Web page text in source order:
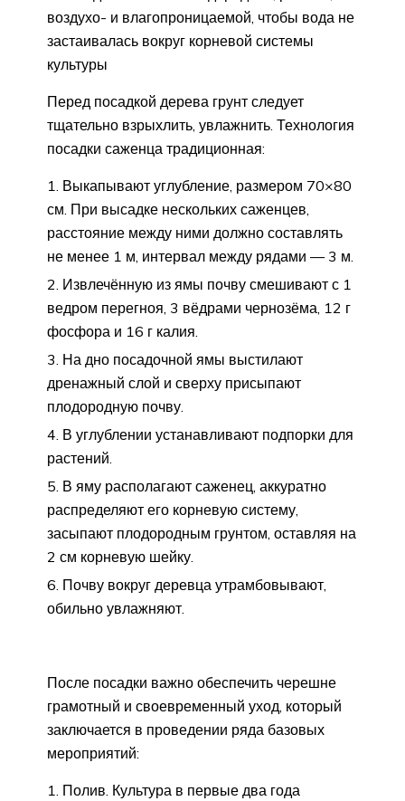
воздухо- и влагопроницаемой, чтобы вода не
застаивалась вокруг корневой системы
культуры
Перед посадкой дерева грунт следует
тщательно взрыхлить, увлажнить. Технология
посадки саженца традиционная:
Выкапывают углубление, размером 70×80
см. При высадке нескольких саженцев,
расстояние между ними должно составлять
не менее 1 м, интервал между рядами — 3 м.
Извлечённую из ямы почву смешивают с 1
ведром перегноя, 3 вёдрами чернозёма, 12 г
фосфора и 16 г калия.
На дно посадочной ямы выстилают
дренажный слой и сверху присыпают
плодородную почву.
В углублении устанавливают подпорки для
растений.
В яму располагают саженец, аккуратно
распределяют его корневую систему,
засыпают плодородным грунтом, оставляя на
2 см корневую шейку.
Почву вокруг деревца утрамбовывают,
обильно увлажняют.
После посадки важно обеспечить черешне
грамотный и своевременный уход, который
заключается в проведении ряда базовых
мероприятий:
Полив. Культура в первые два года